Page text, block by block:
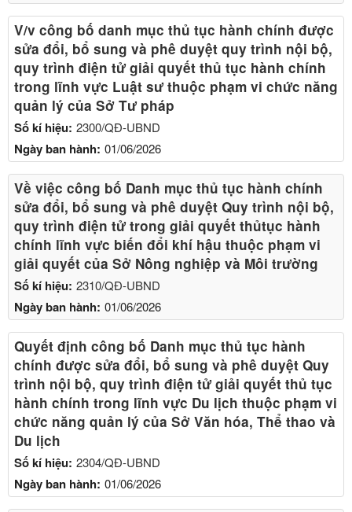
Số kí hiệu: 2300/QĐ-UBND
Ngày ban hành: 01/06/2026
V/v công bố danh mục thủ tục hành chính được
sửa đổi, bổ sung và phê duyệt quy trình nội bộ,
quy trình điện tử giải quyết thủ tục hành chính
trong lĩnh vực Luật sư thuộc phạm vi chức năng
quản lý của Sở Tư pháp
Số kí hiệu: 2310/QĐ-UBND
Ngày ban hành: 01/06/2026
Về việc công bố Danh mục thủ tục hành chính
sửa đổi, bổ sung và phê duyệt Quy trình nội bộ,
quy trình điện tử trong giải quyết thủtục hành
chính lĩnh vực biến đổi khí hậu thuộc phạm vi
giải quyết của Sở Nông nghiệp và Môi trường
Số kí hiệu: 2304/QĐ-UBND
Ngày ban hành: 01/06/2026
Quyết định công bố Danh mục thủ tục hành
chính được sửa đổi, bổ sung và phê duyệt Quy
trình nội bộ, quy trình điện tử giải quyết thủ tục
hành chính trong lĩnh vực Du lịch thuộc phạm vi
chức năng quản lý của Sở Văn hóa, Thể thao và
Du lịch